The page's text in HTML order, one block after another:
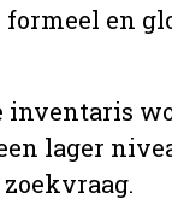
en
inventaris
lager